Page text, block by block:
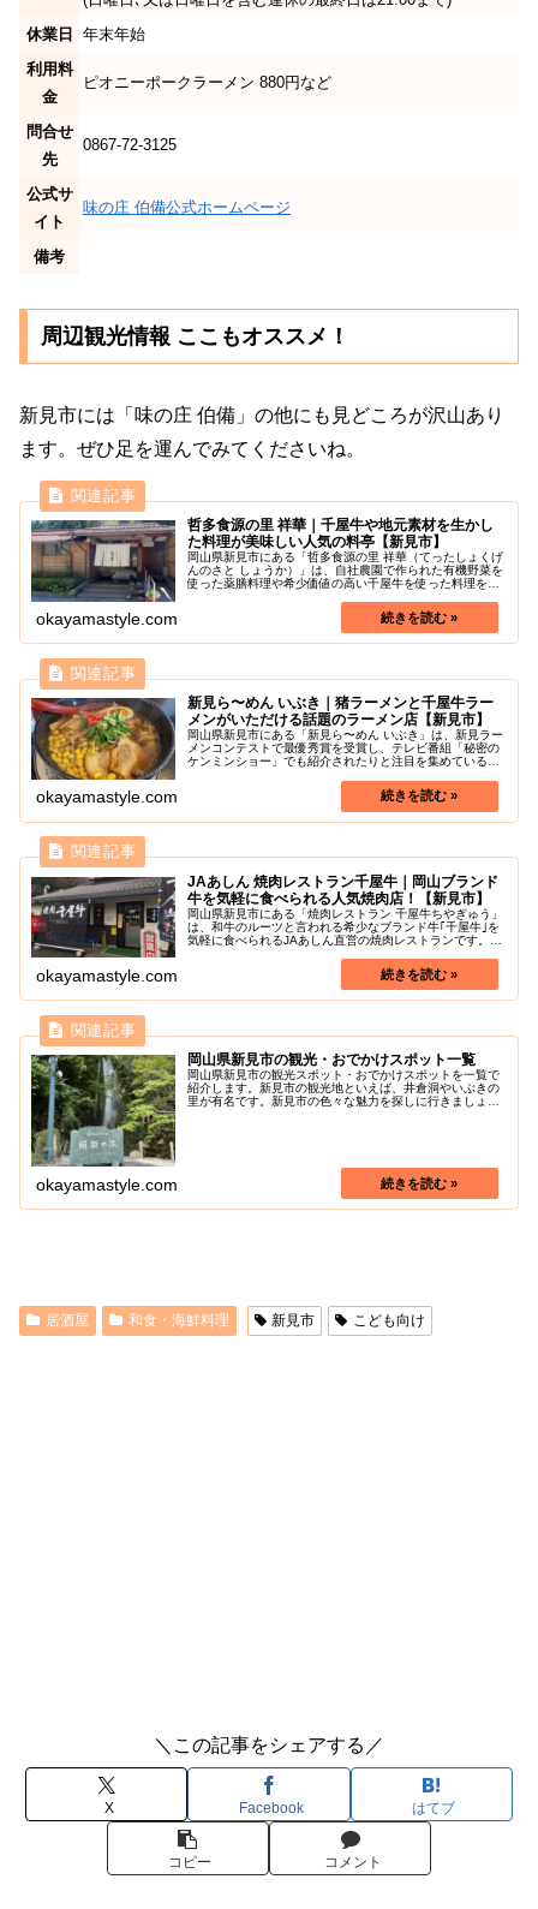
休業日
年末年始
利用料
金
ピオニーポークラーメン 880円など
問合せ
先
0867-72-3125
公式サ
イト
味の庄 伯備公式ホームページ
備考
周辺観光情報 ここもオススメ！
新見市には「味の庄 伯備」の他にも見どころが沢山あり
ます。ぜひ足を運んでみてくださいね。
哲多食源の里 祥華｜千屋牛や地元素材を生かし
た料理が美味しい人気の料亭【新見市】
岡山県新見市にある「哲多食源の里 祥華（てったしょくげ
んのさと しょうか）」は、自社農園で作られた有機野菜を
使った薬膳料理や希少価値の高い千屋牛を使った料理を味
okayamastyle.com
新見ら〜めん いぶき｜猪ラーメンと千屋牛ラー
メンがいただける話題のラーメン店【新見市】
岡山県新見市にある「新見ら〜めん いぶき」は、新見ラー
メンコンテストで最優秀賞を受賞し、テレビ番組「秘密の
ケンミンショー」でも紹介されたりと注目を集めている人
okayamastyle.com
JAあしん 焼肉レストラン千屋牛｜岡山ブランド
牛を気軽に食べられる人気焼肉店！【新見市】
岡山県新見市にある「焼肉レストラン 千屋牛ちやぎゅう」
は、和牛のルーツと言われる希少なブランド牛｢千屋牛｣を
気軽に食べられるJAあしん直営の焼肉レストランです。岡
okayamastyle.com
岡山県新見市の観光・おでかけスポット一覧
岡山県新見市の観光スポット・おでかけスポットを一覧で
紹介します。新見市の観光地といえば、井倉洞やいぶきの
里が有名です。新見市の色々な魅力を探しに行きましょ
okayamastyle.com
居酒屋 和食・海鮮料理 新見市 こども向け
＼この記事をシェアする／
X Facebook はてブ
コピー コメント